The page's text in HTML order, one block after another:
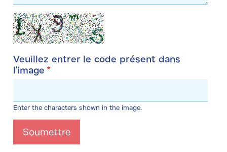
Veuillez entrer le code présent dans
l'image
Enter the characters shown in the image.